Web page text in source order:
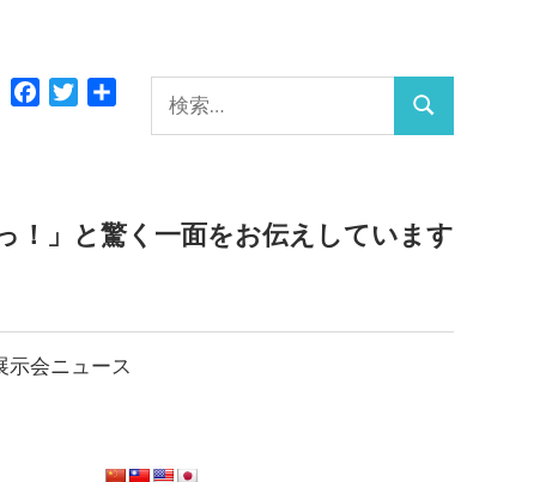
索:
検
Facebook
Twitter
！」と驚く一面をお伝えしています
示会ニュース